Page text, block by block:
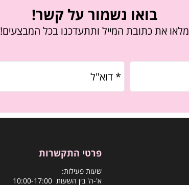
בואו נשמור על קשר!
מלאו את כתובת המייל ותתעדכנו בכל המבצעים!
פרטי התקשרות
שעות פעילות:
א'-ה' בין השעות 10:00-17:00